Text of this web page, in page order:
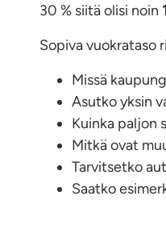
30 % siitä olisi noin
Sopiva vuokrataso
Missä
Asutko yksin
Kuinka paljon
Mitkä ovat
Tarvitsetko
Saatko